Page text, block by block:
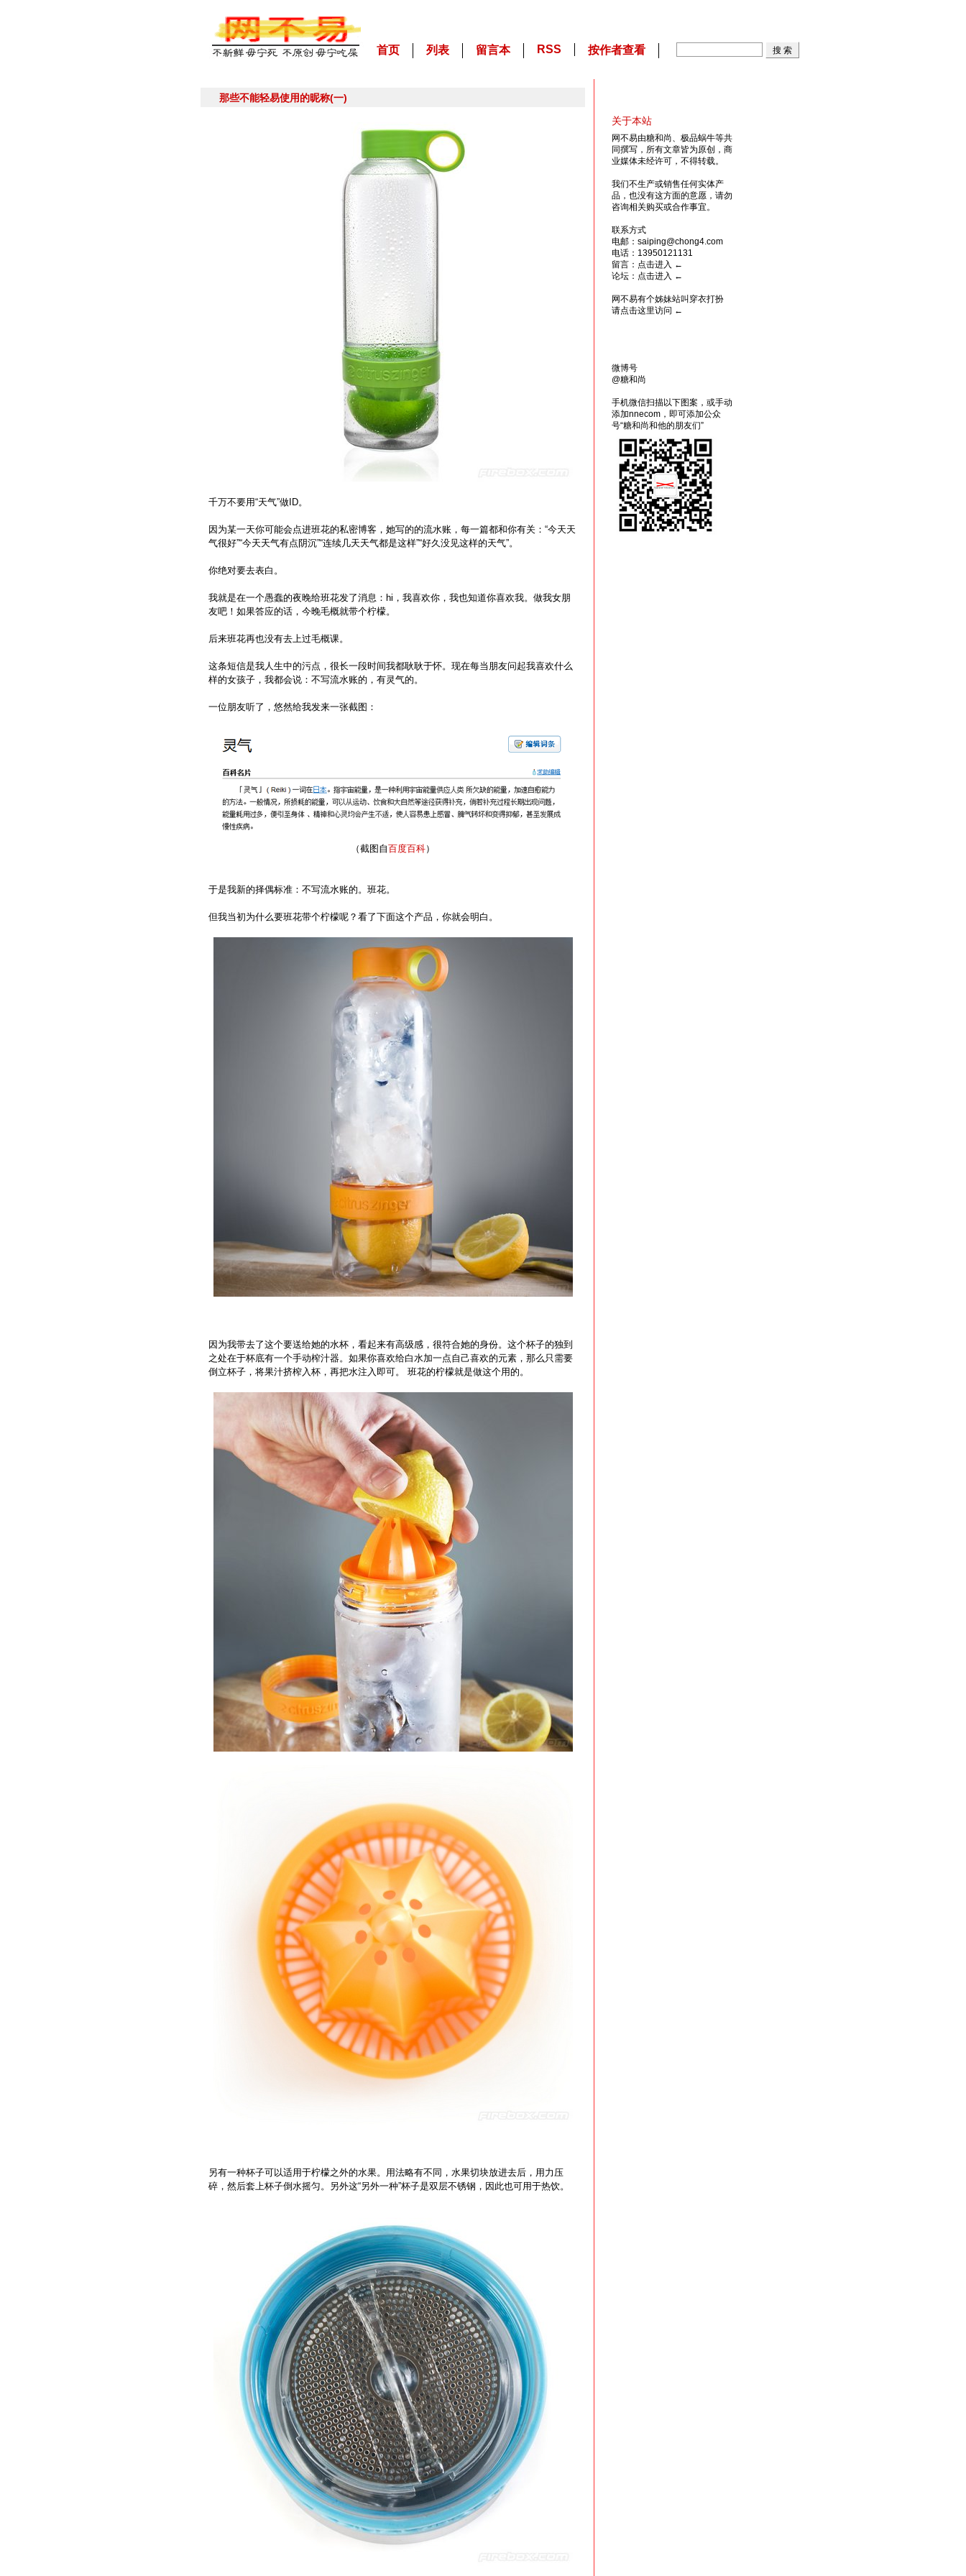
首页 列表 留言本 RSS 按作者查看
那些不能轻易使用的昵称(一)
千万不要用“天气”做ID。
因为某一天你可能会点进班花的私密博客，她写的的流水账，每一篇都和你有关：“今天天
气很好”“今天天气有点阴沉”“连续几天天气都是这样”“好久没见这样的天气”。
你绝对要去表白。
我就是在一个愚蠢的夜晚给班花发了消息：hi，我喜欢你，我也知道你喜欢我。做我女朋
友吧！如果答应的话，今晚毛概就带个柠檬。
后来班花再也没有去上过毛概课。
这条短信是我人生中的污点，很长一段时间我都耿耿于怀。现在每当朋友问起我喜欢什么
样的女孩子，我都会说：不写流水账的，有灵气的。
一位朋友听了，悠然给我发来一张截图：
（截图自百度百科）
于是我新的择偶标准：不写流水账的。班花。
但我当初为什么要班花带个柠檬呢？看了下面这个产品，你就会明白。
因为我带去了这个要送给她的水杯，看起来有高级感，很符合她的身份。这个杯子的独到
之处在于杯底有一个手动榨汁器。如果你喜欢给白水加一点自己喜欢的元素，那么只需要
倒立杯子，将果汁挤榨入杯，再把水注入即可。 班花的柠檬就是做这个用的。
另有一种杯子可以适用于柠檬之外的水果。用法略有不同，水果切块放进去后，用力压
碎，然后套上杯子倒水摇匀。另外这“另外一种”杯子是双层不锈钢，因此也可用于热饮。
关于本站
网不易由糖和尚、极品蜗牛等共
同撰写，所有文章皆为原创，商
业媒体未经许可，不得转载。
我们不生产或销售任何实体产
品，也没有这方面的意愿，请勿
咨询相关购买或合作事宜。
联系方式
电邮：saiping@chong4.com
电话：13950121131
留言： 点击进入 ←
论坛： 点击进入 ←
网不易有个姊妹站叫穿衣打扮
请点击这里访问 ←
微博号
@糖和尚
手机微信扫描以下图案，或手动
添加nnecom，即可添加公众
号“糖和尚和他的朋友们”